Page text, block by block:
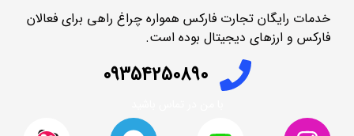
خدمات رایگان تجارت فارکس همواره چراغ راهی برای فعالان
فارکس و ارزهای دیجیتال بوده است.
09354250890